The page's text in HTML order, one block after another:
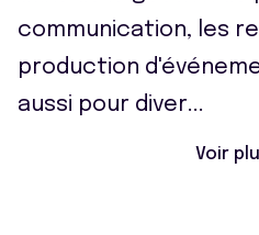
communication, les
production
aussi pour diver...
Voir